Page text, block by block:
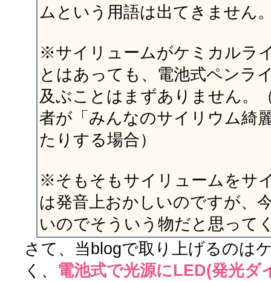
ムという用語は出てきません
※サイリュームがケミカルラ
とはあっても、電池式ペンラ
及ぶことはまずありません。
者が「みんなのサイリウム綺
たりする場合）
※そもそもサイリュームをサ
は発音上おかしいのですが、
いのでそういう物だと思って
さて、当blogで取り上げるのは
く、 電池式で光源にLED(発光ダ